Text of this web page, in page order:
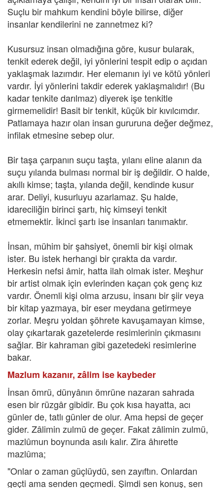
Suçlu bir mahkum kendini böyle bilirse, diğer
insanlar kendilerini ne zannetmez ki?
Kusursuz insan olmadığına göre, kusur bularak,
tenkit ederek değil, iyi yönlerini tespit edip o açıdan
yaklaşmak lazımdır. Her elemanın iyi ve kötü yönleri
vardır. İyi yönlerini takdir ederek yaklaşmalıdır! (Bu
kadar tenkite darılmaz) diyerek işe tenkitle
girmemelidir! Basit bir tenkit, küçük bir kıvılcımdır.
Patlamaya hazır olan insan gururuna değer değmez,
infilak etmesine sebep olur.
Bir taşa çarpanın suçu taşta, yılanı eline alanın da
suçu yılanda bulması normal bir iş değildir. O halde,
akıllı kimse; taşta, yılanda değil, kendinde kusur
arar. Deliyi, kusurluyu azarlamaz. Şu halde,
idareciliğin birinci şartı, hiç kimseyi tenkit
etmemektir. İkinci şartı ise insanları tanımaktır.
İnsan, mühim bir şahsiyet, önemli bir kişi olmak
ister. Bu istek herhangi bir çırakta da vardır.
Herkesin nefsi âmir, hatta ilah olmak ister. Meşhur
bir artist olmak için evlerinden kaçan çok genç kız
vardır. Önemli kişi olma arzusu, insanı bir şiir veya
bir kitap yazmaya, bir eser meydana getirmeye
zorlar. Meşru yoldan şöhrete kavuşamayan kimse,
olay çıkartarak gazetelerde resimlerinin çıkmasını
sağlar. Bir kahraman gibi gazetedeki resimlerine
bakar.
Mazlum kazanır, zâlim ise kaybeder
İnsan ömrü, dünyânın ömrüne nazaran sahrada
esen bir rüzgâr gibidir. Bu çok kısa hayatta, acı
günler de, tatlı günler de olur. Ama hepsi de geçer
gider. Zâlimin zulmü de geçer. Fakat zâlimin zulmü,
mazlûmun boynunda asılı kalır. Zira âhırette
mazlûma;
"Onlar o zaman güçlüydü, sen zayıftın. Onlardan
geçti ama senden geçmedi. Şimdi sen konuş, sen